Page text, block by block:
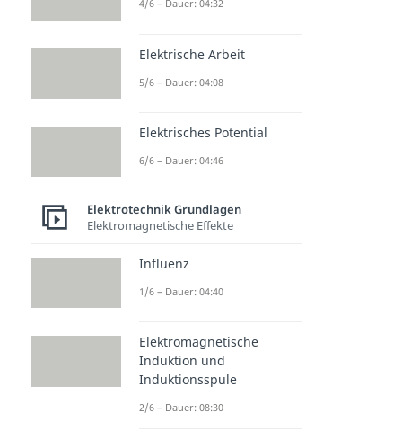
4/6 – Dauer: 04:32
Elektrische Arbeit
5/6 – Dauer: 04:08
Elektrisches Potential
6/6 – Dauer: 04:46
Elektrotechnik Grundlagen
Elektromagnetische Effekte
Influenz
1/6 – Dauer: 04:40
Elektromagnetische
Induktion und
Induktionsspule
2/6 – Dauer: 08:30